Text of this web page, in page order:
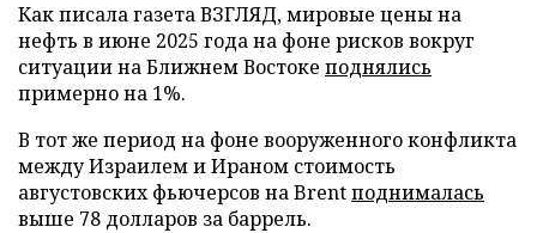
Как писала газета ВЗГЛЯД, мировые цены на
нефть в июне 2025 года на фоне рисков вокруг
ситуации на Ближнем Востоке поднялись
примерно на 1%.
В тот же период на фоне вооруженного конфликта
между Израилем и Ираном стоимость
августовских фьючерсов на Brentподнималась
выше 78 долларов за баррель.